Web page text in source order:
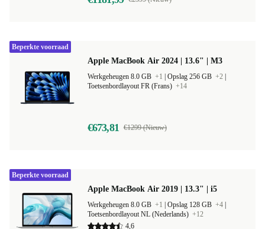
Apple MacBook Air 2024 | 13.6" | M3
Werkgeheugen 8.0 GB +1 Opslag 256 GB +2
Toetsenbordlayout FR (Frans) +14
€673,81 €1299 (Nieuw)
Beperkte voorraad
Apple MacBook Air 2019 | 13.3" | i5
Werkgeheugen 8.0 GB +1 Opslag 128 GB +4
Toetsenbordlayout NL (Nederlands) +12
4,6
Beperkte voorraad